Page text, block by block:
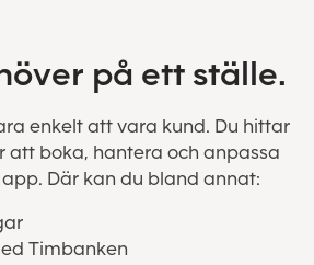
på ett ställe.
enkelt att vara kund. Du hittar
att boka, hantera och anpassa
Där kan du bland annat:
Timbanken